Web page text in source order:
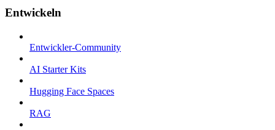
Entwickeln
Entwickler-Community
AI Starter Kits
Hugging Face Spaces
RAG